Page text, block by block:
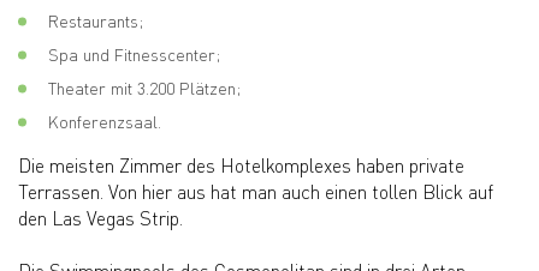
Restaurants;
Spa und Fitnesscenter;
Theater mit 3.200 Plätzen;
Konferenzsaal.
Die meisten Zimmer des Hotelkomplexes haben private
Terrassen. Von hier aus hat man auch einen tollen Blick auf
den Las Vegas Strip.